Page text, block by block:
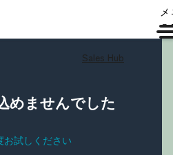
Sales Hub